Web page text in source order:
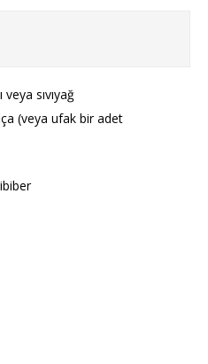
sıvıyağ
(veya ufak bir adet